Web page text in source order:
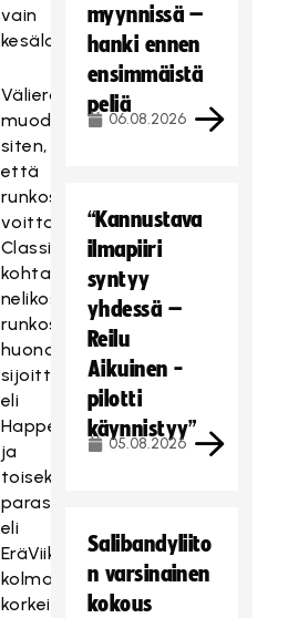
vain
kesälomakomennuksen.
Välieräparit
muodostuivat
siten,
että
runkosarjan
voittaja
Classic
kohtaa
nelikosta
runkosarjassa
huonoimmin
sijoittuneen
eli
Happeen
ja
toiseksi
paras
eli
EräViikingit
kolmanneksi
korkeimmalta
myynnissä –
hanki ennen
ensimmäistä
peliä
06.08.2026
“Kannustava
ilmapiiri
syntyy
yhdessä –
Reilu
Aikuinen -
pilotti
käynnistyy”
05.08.2026
Salibandyliito
n varsinainen
kokous